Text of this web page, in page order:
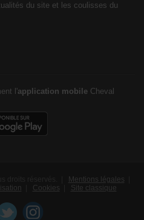
du site et les coulisses du
l'application mobile Cheval
Mentions légales
Cookies Site classique